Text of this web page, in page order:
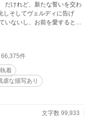
しそしてヴェルディに告げ
んなヴェルディの思いは空
66,375件
執着
虐な描写あり
文字数 99,933